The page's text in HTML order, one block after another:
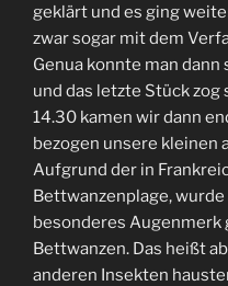
geklärt und es ging
zwar sogar mit dem
Genua konnte man
und das letzte Stück zog
14.30 kamen wir dann
bezogen unsere kleinen
Aufgrund der in
Bettwanzenplage,
besonderes Augenmerk
Bettwanzen. Das heißt
anderen Insekten